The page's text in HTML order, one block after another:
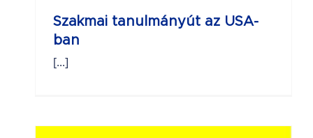
Szakmai tanulmányút az USA-
ban
[...]